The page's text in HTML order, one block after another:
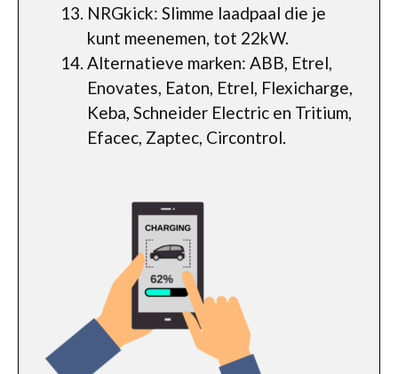
NRGkick: Slimme laadpaal die je
kunt meenemen, tot 22kW.
Alternatieve marken: ABB, Etrel,
Enovates, Eaton, Etrel, Flexicharge,
Keba, Schneider Electric en Tritium,
Efacec, Zaptec, Circontrol.